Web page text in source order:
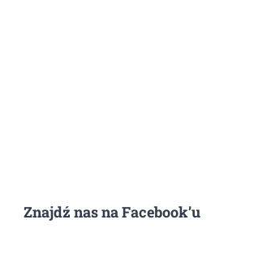
Znajdź nas na Facebook’u